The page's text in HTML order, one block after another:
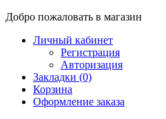
Добро пожаловать в магазин
Личный кабинет
Регистрация
Авторизация
Закладки (0)
Корзина
Оформление заказа